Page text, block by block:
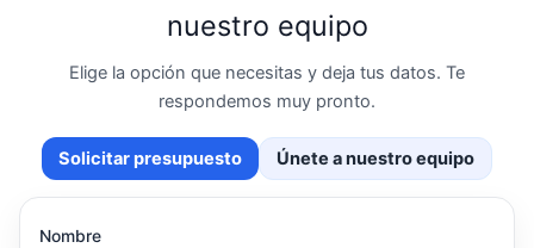
nuestro equipo
Elige la opción que necesitas y deja tus datos. Te
respondemos muy pronto.
Solicitar presupuesto Únete a nuestro equipo
Nombre